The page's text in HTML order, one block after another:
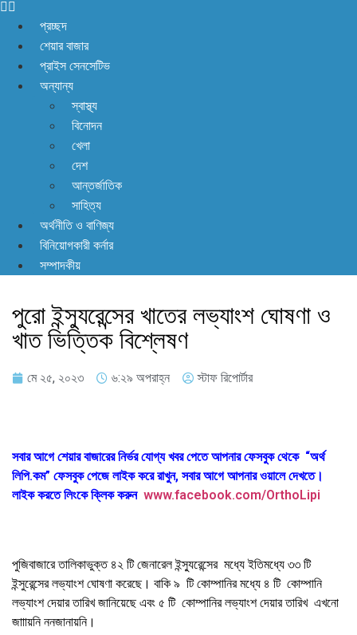
প্রচ্ছদ
শেয়ার বাজার
প্রাইস সেনসেটিভ
অন্যান্য
স্বাস্থ্য
বিনোদন
খেলা
দেশ
আন্তর্জাতিক
সাহিত্য
অর্থনীতি ও বাণিজ্য
বিনিয়োগকারী কর্নার
সম্পাদকীয়
পুরো ইন্স্যুরেন্সের খাতের লভ্যাংশ ঘোষণা ও
খাত ভিত্তিক বিশ্লেষণ
মে ২৫, ২০২৩ ৬:২৯ অপরাহ্ন স্টাফ রিপোর্টার
সবার আগে শেয়ার বাজারের নির্ভর যোগ্য খবর পেতে আপনার ফেসবুক থেকে “অর্থ
লিপি.কম” ফেসবুক পেজে লাইক করে রাখুন, সবার আগে আপনার ওয়ালে দেখতে।
লাইক করতে লিংকে ক্লিক করুন www.facebook.com/OrthoLipi
পুজিবাজারে তালিকাভুক্ত ৪২ টি জেনারেল ইন্স্যুরেন্সের মধ্যে ইতিমধ্যে ৩৩ টি
ইন্সুরেন্সেরলভ্যাংশ ঘোষণা করেছে। বাকি ৯ টিকোম্পানির মধ্যে ৪ টি কোম্পানি
লভ্যাংশ দেয়ার তারিখজানিয়েছে এবং ৫ টি কোম্পানির লভ্যাংশ দেয়ার তারিখএখনো
জাাায়নি ননজানায়নি।